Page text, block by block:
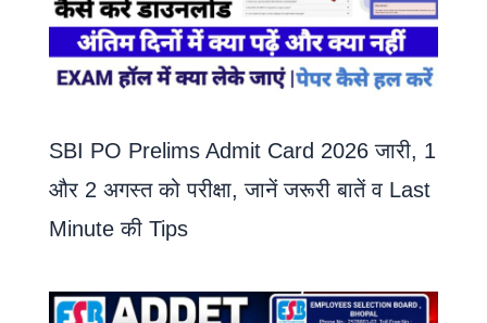
SBI PO Prelims Admit Card 2026 जारी, 1
और 2 अगस्त को परीक्षा, जानें जरूरी बातें व Last
Minute की Tips